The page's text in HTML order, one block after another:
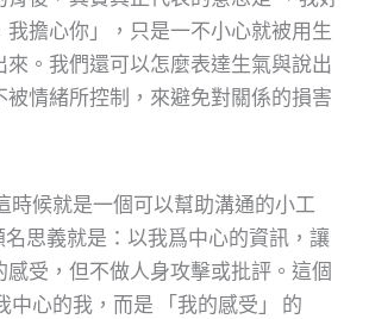
我擔心你」，只是一不小心就被用生
來。我們還可以怎麼表達生氣與說出
被情緒所控制，來避免對關係的損害
時候就是一個可以幫助溝通的小工
名思義就是：以我爲中心的資訊，讓
感受，但不做人身攻擊或批評。這個
中心的我，而是 「我的感受」 的